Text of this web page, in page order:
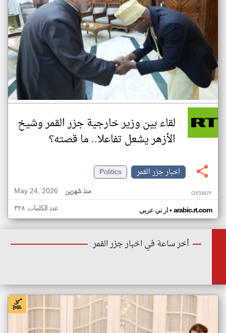
لقاء بين وزير خارجية جزر القمر وشيخ
الأزهر يشعل تفاعلا.. ما قصته؟
اخبار جزر القمر
Politics
May 24, 2026
منذ شهرين OX58UY
ار تي عربي• arabic.rt.com عدد الكلمات: ٣٢٨
أخر ساعة في اخبار جزر القمر